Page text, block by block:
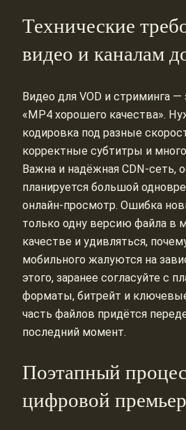
Технические
видео и каналам
Видео для VOD и стриминга —
«MP4 хорошего качества».
кодировка под разные
корректные субтитры и
Важна и надёжная CDN‑сеть,
планируется большой
онлайн‑просмотр. Ошибка
только одну версию файла в
качестве и удивляться,
мобильного жалуются на
этого, заранее согласуйте с
форматы, битрейт и
часть файлов придётся
последний момент.
Поэтапный
цифровой